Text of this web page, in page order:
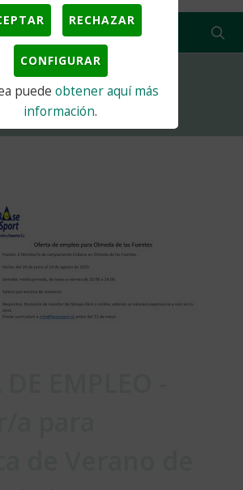
RECHAZAR
CONFIGURAR
puede obtener aquí más
información.
Actualidad
Empleo
DE EMPLEO - Monitor/a para...